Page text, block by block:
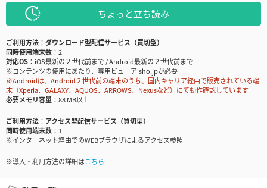
ちょっと立ち読み
ご利用方法
ダウンロード型配信サービス（買切型）
同時使用端末数
2
対応OS
iOS最新の２世代前まで / Android最新の２世代前まで
※コンテンツの使用にあたり、専用ビューアisho.jpが必要
※Androidは、Android２世代前の端末のうち、国内キャリア経由で販売されている端
末（Xperia、GALAXY、AQUOS、ARROWS、Nexusなど）にて動作確認しています
必要メモリ容量
88 MB以上
ご利用方法
アクセス型配信サービス（買切型）
同時使用端末数
1
※インターネット経由でのWEBブラウザによるアクセス参照
※導入・利用方法の詳細はこちら